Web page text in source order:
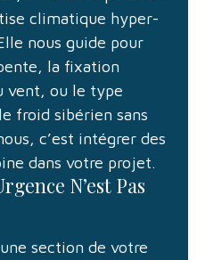
climatique hyper-
nous guide pour
la fixation
vent, ou le type
froid sibérien sans
c’est intégrer des
dans votre projet.
N’est Pas
section de votre